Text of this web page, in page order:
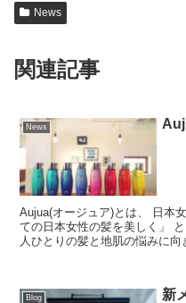
News
関連記事
News
Aujua(オージュア)とは、 日本
ての日本女性の髪を美しく」
人ひとりの髪と地肌の悩みに向
Blog 新